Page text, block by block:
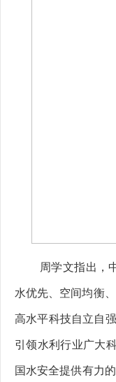
周学文指出，
水优先、空间均衡
高水平科技自立自
引领水利行业广大
国水安全提供有力